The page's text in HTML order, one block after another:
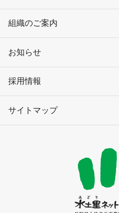
組織のご案内
お知らせ
採用情報
サイトマップ